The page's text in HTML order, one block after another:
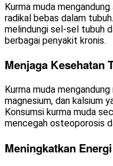
Kurma muda
radikal bebas dalam
melindungi sel-sel tubuh
berbagai penyakit kronis.
Menjaga Kesehatan
Kurma muda
magnesium, dan kalsium
Konsumsi kurma muda
mencegah osteoporosis
Meningkatkan Energi